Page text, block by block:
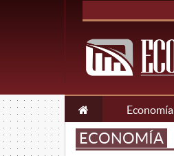
Economía
ECONOMÍA